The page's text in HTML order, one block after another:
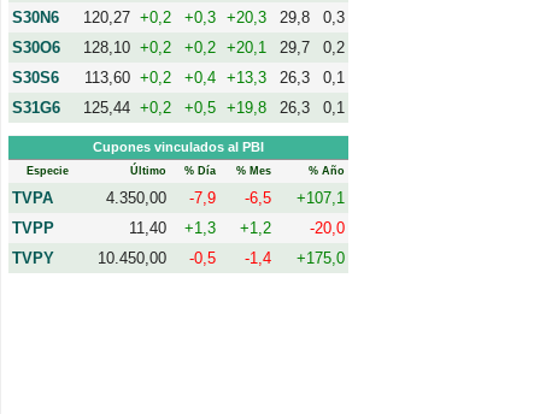
S30N6
120,27 +0,2 +0,3 +20,3 29,8
0,3
S30O6
128,10 +0,2 +0,2 +20,1 29,7
0,2
S30S6
113,60 +0,2 +0,4 +13,3 26,3
0,1
S31G6
125,44 +0,2 +0,5 +19,8 26,3 0,1
Cupones vinculados al PBI
Especie Último % Día % Mes % Año
TVPA 4.350,00 -7,9 -6,5
+107,1
TVPP
11,40 +1,3 +1,2
-20,0
TVPY
10.450,00 -0,5 -1,4 +175,0